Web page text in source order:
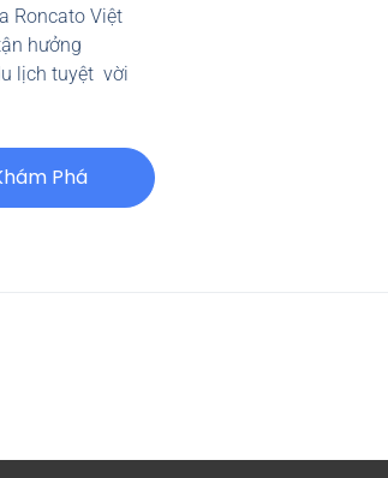
Roncato Việt
hưởng
lịch tuyệt vời
Phá